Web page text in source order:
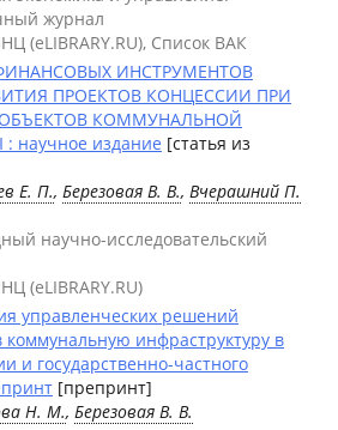
журнал
(eLIBRARY.RU), Список ВАК
ИНСТРУМЕНТОВ
ПРОЕКТОВ КОНЦЕССИИ ПРИ
КОММУНАЛЬНОЙ
научное издание [статья из
Е. П., Березовая В. В., Вчерашний П.
научно-исследовательский
(eLIBRARY.RU)
управленческих решений
коммунальную инфраструктуру в
и государственно-частного
[препринт]
Н. М., Березовая В. В.